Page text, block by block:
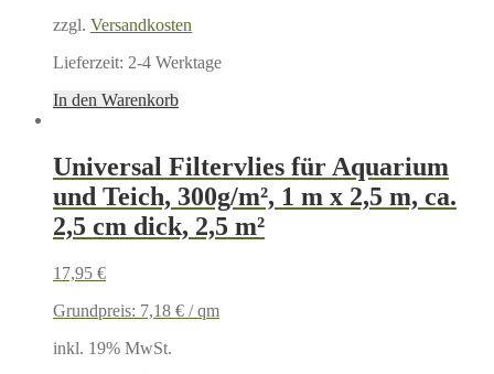
zzgl. Versandkosten
Lieferzeit: 2-4 Werktage
In den Warenkorb
Universal Filtervlies für Aquarium
und Teich, 300g/m², 1 m x 2,5 m, ca.
2,5 cm dick, 2,5 m²
17,95 €
Grundpreis: 7,18 € /qm
inkl. 19% MwSt.